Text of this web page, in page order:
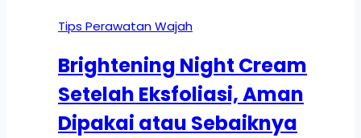
Tips Perawatan Wajah
Brightening Night Cream
Setelah Eksfoliasi, Aman
Dipakai atau Sebaiknya